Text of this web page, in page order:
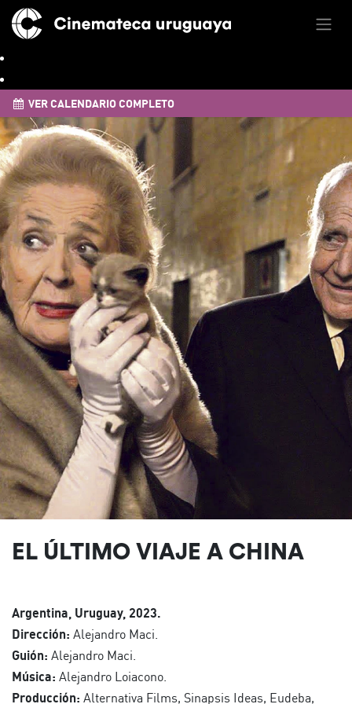
VER CALENDARIO COMPLETO
EL ÚLTIMO VIAJE A CHINA
Argentina, Uruguay, 2023.
Dirección: Alejandro Maci.
Guión: Alejandro Maci.
Música: Alejandro Loiacono.
Producción: Alternativa Films, Sinapsis Ideas, Eudeba,